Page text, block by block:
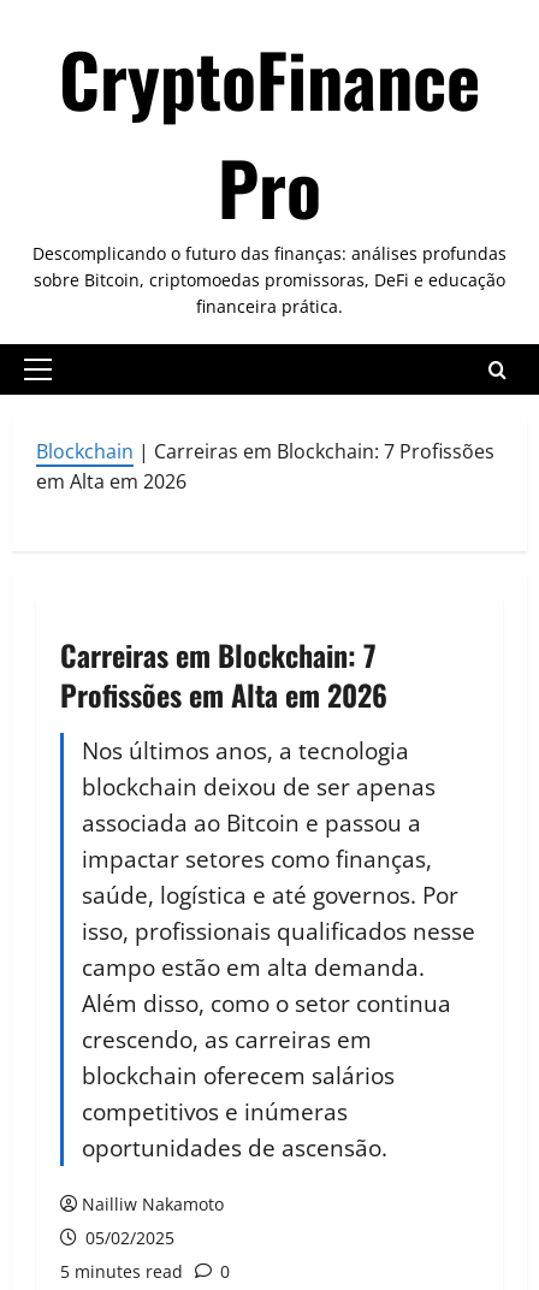
contentCryptoFinance
Pro
Descomplicando o futuro das finanças: análises profundas
sobre Bitcoin, criptomoedas promissoras, DeFi e educação
financeira prática.
Primary
Blockchain | Carreiras em Blockchain: 7 Profissões
em Alta em 2026
Carreiras em Blockchain: 7
Profissões em Alta em 2026
Nos últimos anos, a tecnologia
blockchain deixou de ser apenas
associada ao Bitcoin e passou a
impactar setores como finanças,
saúde, logística e até governos. Por
isso, profissionais qualificados nesse
campo estão em alta demanda.
Além disso, como o setor continua
crescendo, as carreiras em
blockchain oferecem salários
competitivos e inúmeras
oportunidades de ascensão.
Nailliw Nakamoto
05/02/2025
5 minutes read
0